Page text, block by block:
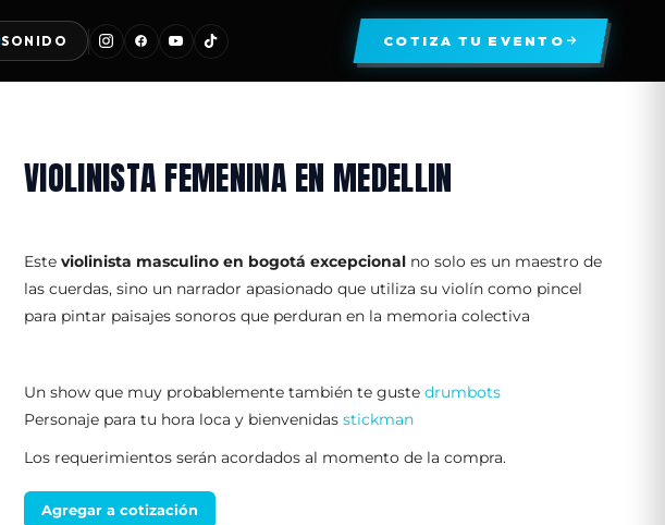
SONIDO COTIZA TU EVENTO
VIOLINISTA FEMENINA EN MEDELLIN
Esteviolinista masculino en bogotá excepcional no solo es un maestro de
las cuerdas, sino un narrador apasionado que utiliza su violín como pincel
para pintar paisajes sonoros que perduran en la memoria colectiva
Un show que muy probablemente también te gustedrumbots
Personaje para tu hora loca y bienvenidasstickman
Los requerimientos serán acordados al momento de la compra.
Agregar a cotización